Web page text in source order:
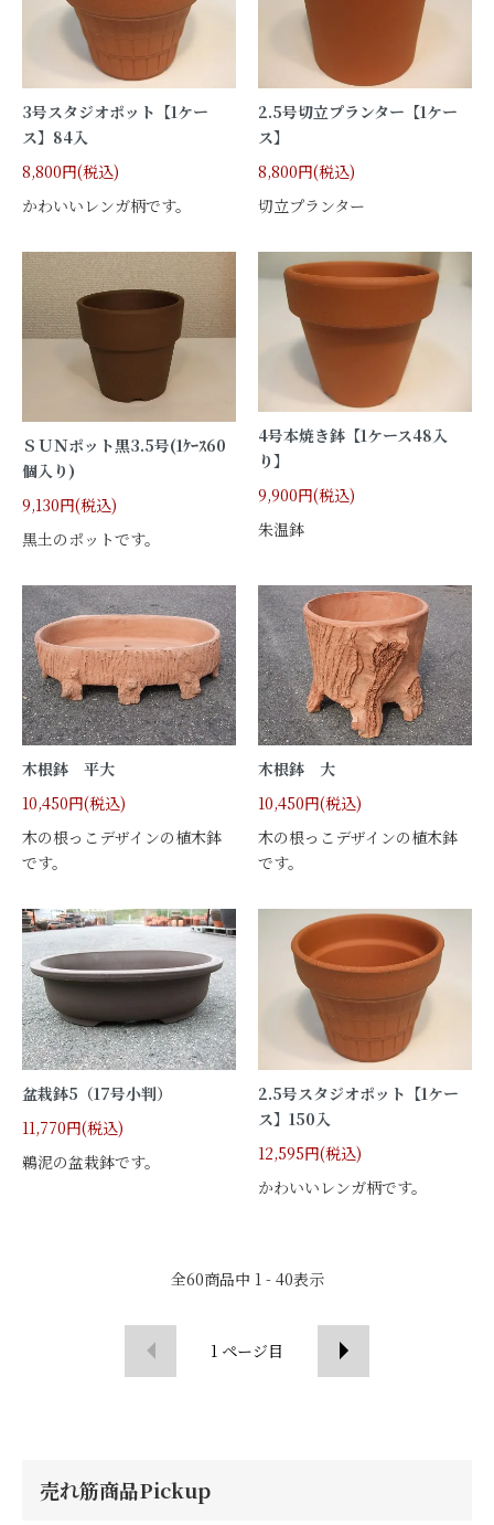
3号スタジオポット【1ケー
ス】84入
8,800円(税込)
かわいいレンガ柄です。
2.5号切立プランター【1ケー
ス】
8,800円(税込)
切立プランター
ＳＵＮポット黒3.5号(1ｹｰｽ60
個入り)
9,130円(税込)
黒土のポットです。
4号本焼き鉢【1ケース48入
り】
9,900円(税込)
朱温鉢
木根鉢 平大
10,450円(税込)
木の根っこデザインの植木鉢
です。
木根鉢 大
10,450円(税込)
木の根っこデザインの植木鉢
です。
盆栽鉢5（17号小判）
11,770円(税込)
鵜泥の盆栽鉢です。
2.5号スタジオポット【1ケー
ス】150入
12,595円(税込)
かわいいレンガ柄です。
全60商品中 1 - 40表示
1 ページ目
売れ筋商品Pickup